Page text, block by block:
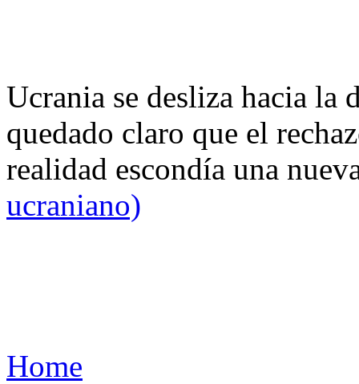
Ucrania se desliza hacia
quedado claro que el
realidad escondía una
ucraniano)
Home